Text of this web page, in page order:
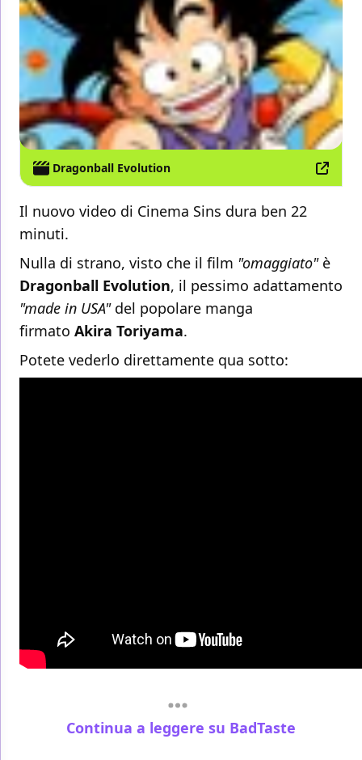
Dragonball Evolution
Il nuovo video di Cinema Sins dura ben 22
minuti.
Nulla di strano, visto che il film "omaggiato"è
Dragonball Evolution, il pessimo adattamento
"made in USA"del popolare manga
firmato Akira Toriyama.
Potete vederlo direttamente qua sotto:
Continua a leggere su BadTaste